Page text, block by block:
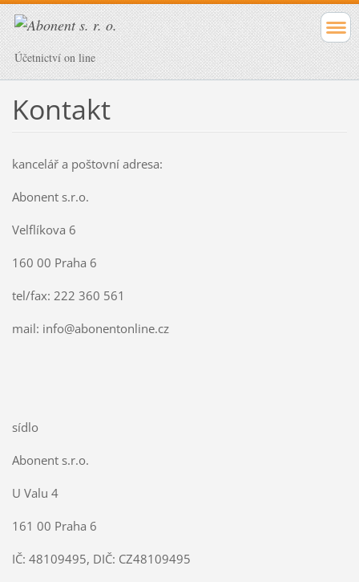
Účetnictví on line
Kontakt
kancelář a poštovní adresa:
Abonent s.r.o.
Velflíkova 6
160 00 Praha 6
tel/fax: 222 360 561
mail: info@abonentonline.cz
sídlo
Abonent s.r.o.
U Valu 4
161 00 Praha 6
IČ: 48109495, DIČ: CZ48109495